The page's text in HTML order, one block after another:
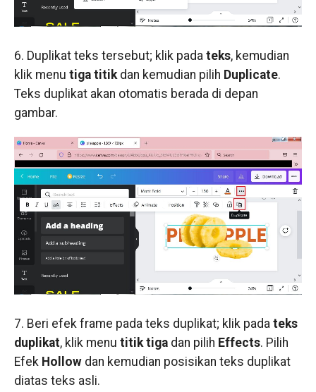
6. Duplikat teks tersebut; klik pada teks, kemudian
klik menu tiga titikdan kemudian pilih Duplicate.
Teks duplikat akan otomatis berada di depan
gambar.
7. Beri efek frame pada teks duplikat; klik pada teks
duplikat, klik menu titik tigadan pilih Effects. Pilih
Efek Hollowdan kemudian posisikan teks duplikat
diatas teks asli.